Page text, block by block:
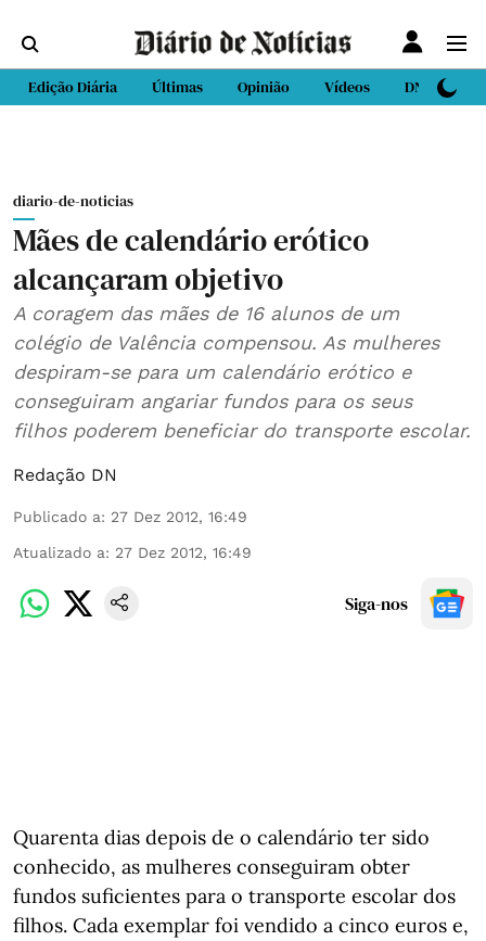
Edição Diária Últimas Opinião Vídeos DN Sport
diario-de-noticias
Mães de calendário erótico
alcançaram objetivo
A coragem das mães de 16 alunos de um
colégio de Valência compensou. As mulheres
despiram-se para um calendário erótico e
conseguiram angariar fundos para os seus
filhos poderem beneficiar do transporte escolar.
Redação DN
Publicado a: 27 Dez 2012, 16:49
Atualizado a: 27 Dez 2012, 16:49
Siga-nos
Quarenta dias depois de o calendário ter sido
conhecido, as mulheres conseguiram obter
fundos suficientes para o transporte escolar dos
filhos. Cada exemplar foi vendido a cinco euros e,